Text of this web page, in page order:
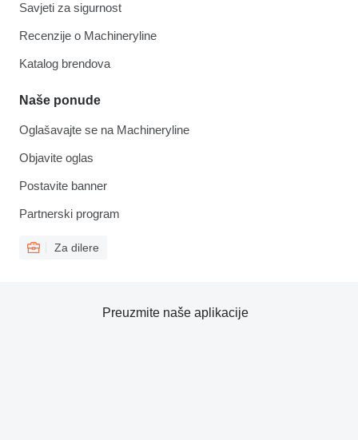
Savjeti za sigurnost
Recenzije o Machineryline
Katalog brendova
Naše ponude
Oglašavajte se na Machineryline
Objavite oglas
Postavite banner
Partnerski program
Za dilere
Preuzmite naše aplikacije